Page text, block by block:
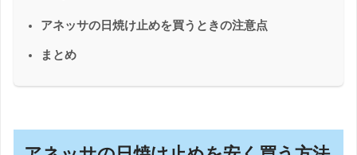
アネッサの日焼け止めを買うときの注意点
まとめ